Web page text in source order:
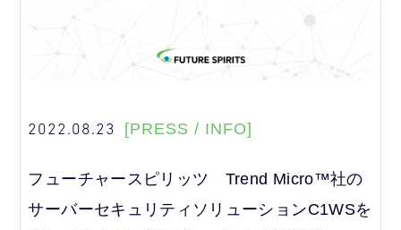
2022.08.23 [PRESS / INFO]
フューチャースピリッツ Trend Micro™社の
サーバーセキュリティソリューションC1WSを